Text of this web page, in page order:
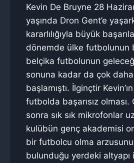
Kevin De Bruyne 28
yaşında Dron Gent’e
kararlılığıyla büyük
dönemde ülke futbolunun
belçika futbolunun
sonuna kadar da çok
başlamıştı. İlginçtir
futbolda başarısız
sonra sık sık mikrofonlar
kulübün genç akademisi
bir futbolcu olma
bulunduğu yerdeki